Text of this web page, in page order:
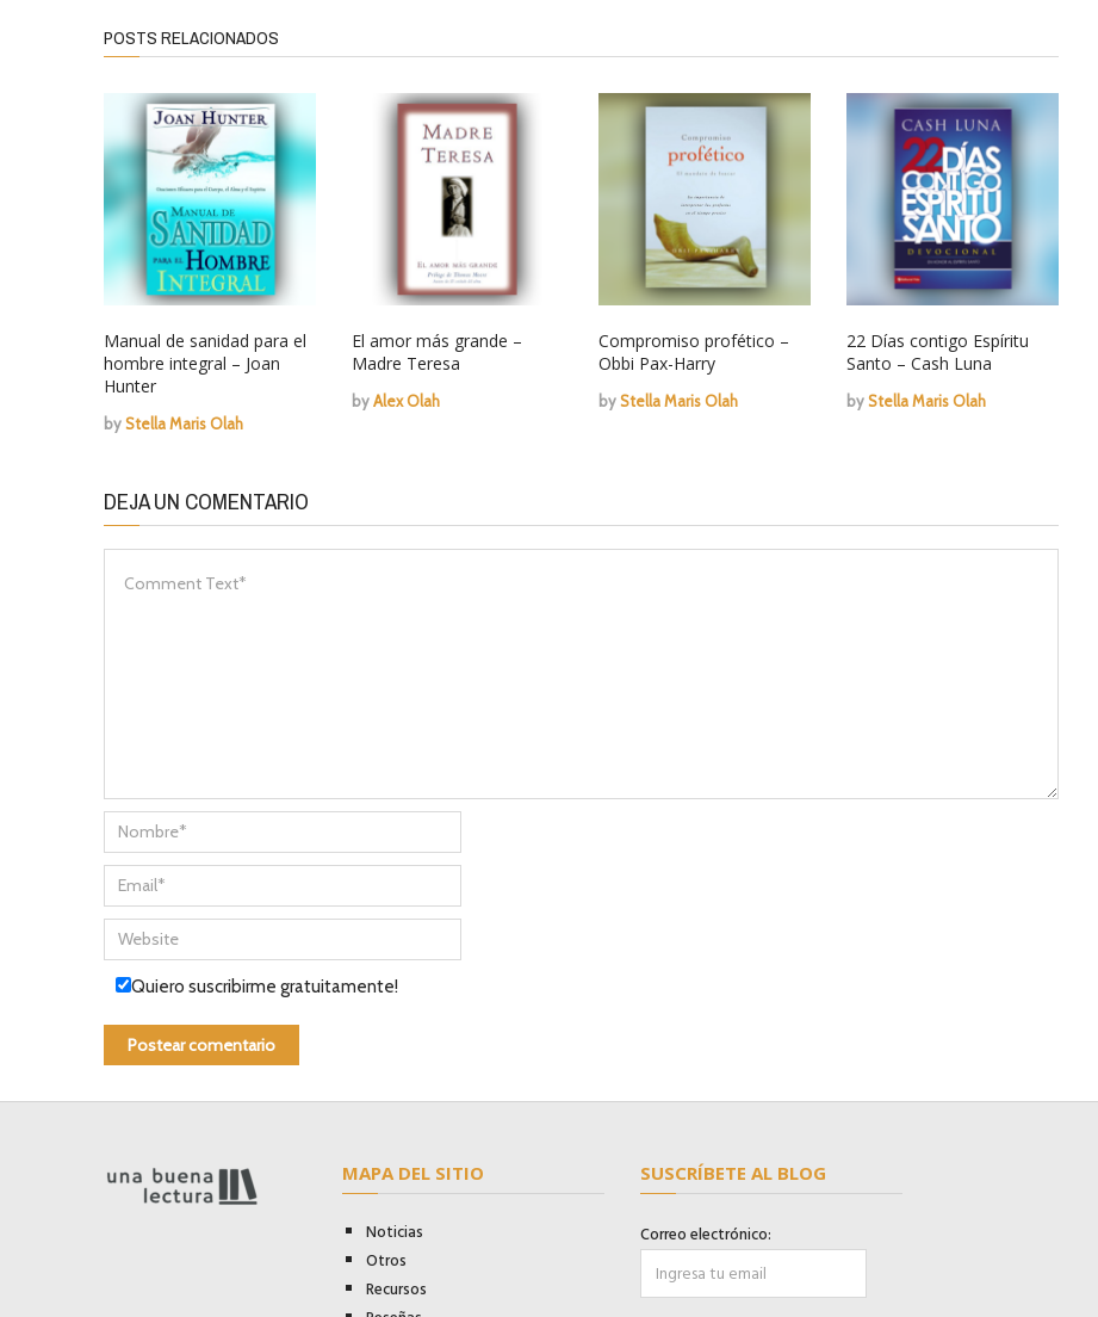
POSTS RELACIONADOS
Manual de sanidad para el
hombre integral – Joan
Hunter
byStella Maris Olah
El amor más grande –
Madre Teresa
byAlex Olah
Compromiso profético –
Obbi Pax-Harry
byStella Maris Olah
22 Días contigo Espíritu
Santo – Cash Luna
byStella Maris Olah
DEJA UN COMENTARIO
Quiero suscribirme gratuitamente!
MAPA DEL SITIO
Noticias
Otros
Recursos
SUSCRÍBETE AL BLOG
Correo electrónico: